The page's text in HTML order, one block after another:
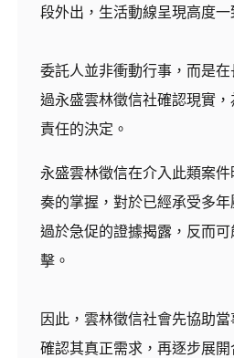
段外出，生活動線呈現高度一
委託人並非衝動行事，而是
過永盛雲林徵信社確認現實
責任的決定。
永盛雲林徵信在介入此類案
奏的掌握，對於已經承受多年
過於急促的證據揭露，反而
擊。
因此，雲林徵信社會先協助當
確認其真正需求，再逐步展